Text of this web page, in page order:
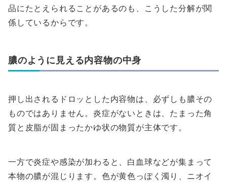
品にたとえられることがあるのも、こうした分解が関
係しているからです。
膿のように見える内容物の中身
押し出されるドロッとした内容物は、必ずしも膿その
ものではありません。炎症がないときは、たまった角
質と皮脂が固まったかゆ状の物質が主体です。
一方で炎症や感染が加わると、白血球などが集まって
本物の膿が混じります。色が黄色っぽく濁り、ニオイ